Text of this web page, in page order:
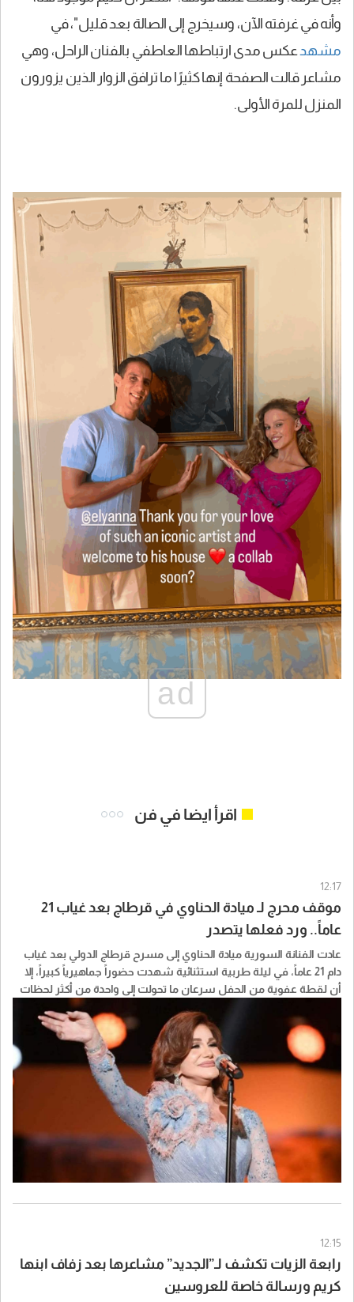
وأنه في غرفته الآن، وسيخرج إلى الصالة بعد قليل"، في
مشهد عكس مدى ارتباطها العاطفي بالفنان الراحل، وهي
مشاعر قالت الصفحة إنها كثيرًا ما ترافق الزوار الذين يزورون
المنزل للمرة الأولى.
ad
اقرأ ايضا في فن
12:17
موقف محرج لـ ميادة الحناوي في قرطاج بعد غياب 21
عاماً.. ورد فعلها يتصدر
عادت الفنانة السورية ميادة الحناوي إلى مسرح قرطاج الدولي بعد غياب
دام 21 عاماً، في ليلة طربية استثنائية شهدت حضوراً جماهيرياً كبيراً، إلا
أن لقطة عفوية من الحفل سرعان ما تحولت إلى واحدة من أكثر لحظات
12:15
رابعة الزيات تكشف لـ”الجديد” مشاعرها بعد زفاف ابنها
كريم ورسالة خاصة للعروسين